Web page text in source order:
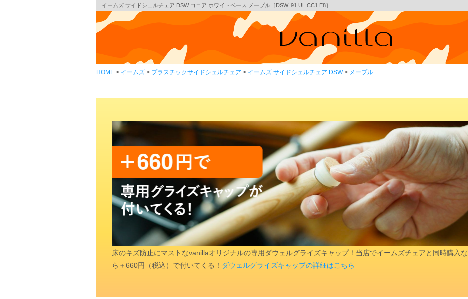
イームズ サイドシェルチェア DSW ココア ホワイトベース メープル［DSW. 91 UL CC1 E8］
HOME イームズ プラスチックサイドシェルチェア イームズ サイドシェルチェア DSW メープル
床のキズ防止にマストなvanillaオリジナルの専用ダウェルグライズキャップ！当店でイームズチェアと同時購入な
ら＋660円（税込）で付いてくる！ ダウェルグライズキャップの詳細はこちら